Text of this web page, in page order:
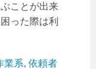
ことが出来
った際は利
業系, 依頼者